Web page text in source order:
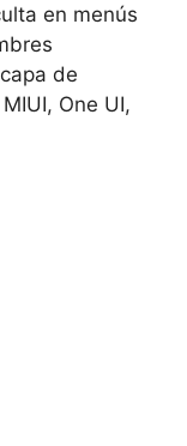
en menús
de
One UI,